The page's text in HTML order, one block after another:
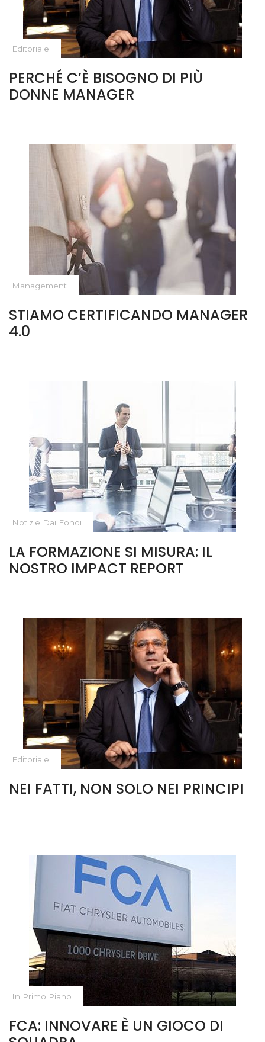
Editoriale
PERCHÉ C’È BISOGNO DI PIÙ
DONNE MANAGER
Management
STIAMO CERTIFICANDO MANAGER
4.0
Notizie Dai Fondi
LA FORMAZIONE SI MISURA: IL
NOSTRO IMPACT REPORT
Editoriale
NEI FATTI, NON SOLO NEI PRINCIPI
In Primo Piano
FCA: INNOVARE È UN GIOCO DI